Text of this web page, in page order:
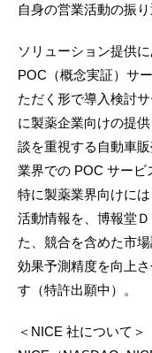
自身の営業活動の振
ソリューション提供
POC（概念実証）サ
ただく形で導入検討
に製薬企業向けの提
談を重視する自動車
業界での POC サービ
特に製薬業界向けに
活動情報を、博報堂
た、競合を含めた市
効果予測精度を向上
す（特許出願中）。
＜NICE 社について＞